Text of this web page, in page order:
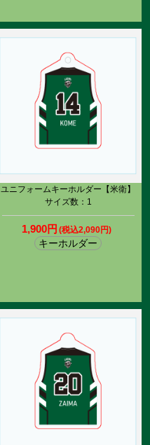
ユニフォームキーホルダー【米衛】
サイズ数：1
1,900円 (税込2,090円)
キーホルダー